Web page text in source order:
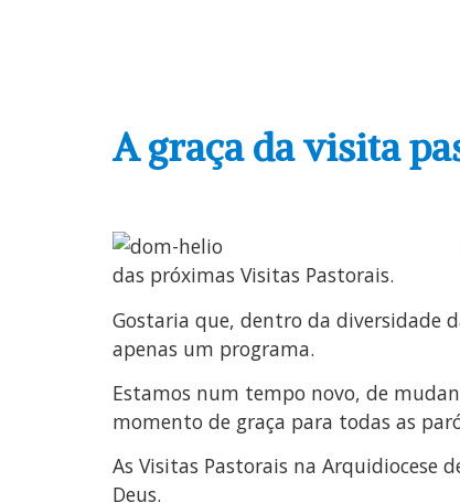
A graça da visita
das próximas Visitas Pastorais.
Gostaria que, dentro da diversidade
apenas um programa.
Estamos num tempo novo, de
momento de graça para todas as
As Visitas Pastorais na Arquidiocese
Deus.